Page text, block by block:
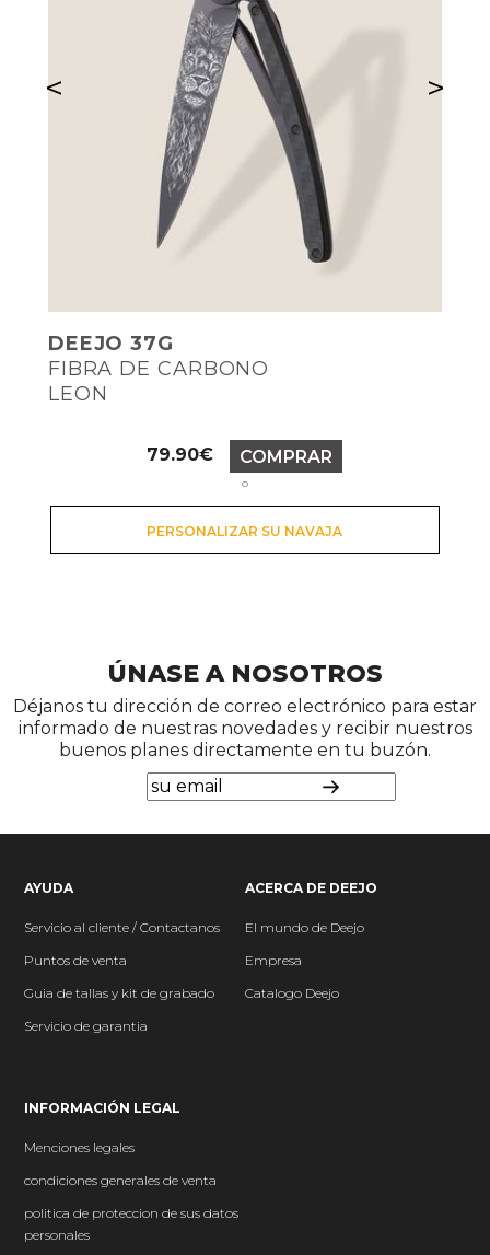
DEEJO 37G
FIBRA DE CARBONO
LEON
Precio
79.90€ COMPRAR
o
PERSONALIZAR SU NAVAJA
< >
ÚNASE A NOSOTROS
Déjanos tu dirección de correo electrónico para estar
informado de nuestras novedades y recibir nuestros
buenos planes directamente en tu buzón.
AYUDA
Servicio al cliente / Contactanos
Puntos de venta
Guia de tallas y kit de grabado
Servicio de garantia
ACERCA DE DEEJO
El mundo de Deejo
Empresa
Catalogo Deejo
INFORMACIÓN LEGAL
Menciones legales
condiciones generales de venta
politica de proteccion de sus datos
personales